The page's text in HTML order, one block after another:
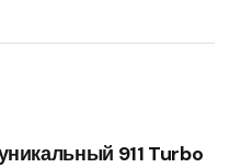
911 Turbo